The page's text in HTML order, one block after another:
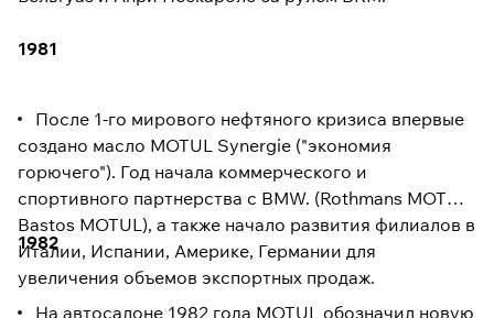
1981
После 1-го мирового нефтяного кризиса впервые
создано масло MOTUL Synergie ("экономия
горючего"). Год начала коммерческого и
спортивного партнерства с BMW. (Rothmans MOTUL,
Bastos MOTUL), а также начало развития филиалов в
Италии, Испании, Америке, Германии для
увеличения объемов экспортных продаж.
1982
На автосалоне 1982 года MOTUL обозначил новую